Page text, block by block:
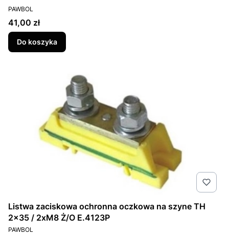
PRODUCENT
PAWBOL
Cena
41,00 zł
Do koszyka
Listwa zaciskowa ochronna oczkowa na szyne TH
2x35 / 2xM8 Ż/O E.4123P
PRODUCENT
PAWBOL